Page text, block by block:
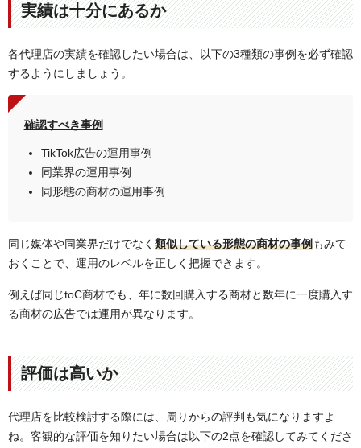
実績は十分にあるか
各代理店の実績を確認したい場合は、以下の3種類の事例を必ず確認
するようにしましょう。
確認すべき事例
TikTok広告の運用事例
同業界の運用事例
同形態の商材の運用事例
同じ媒体や同業界だけでなく 類似している形態の商材の事例もみて
おくことで、運用のレベルを正しく把握できます。
例えば同じtoC商材でも、年に数回購入する商材と数年に一度購入す
る商材の広告では運用が異なります。
評価は高いか
代理店を比較検討する際には、周りからの評判も気になりますよ
ね。客観的な評価を知りたい場合は以下の2点を確認してみてくださ